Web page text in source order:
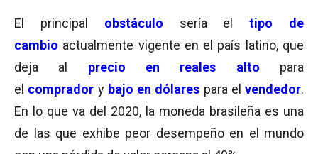
El principal obstáculo sería eltipo de
cambio actualmente vigente en el país latino, que
deja al precio en reales alto
para
el comprador y bajo en dólares para el vendedor.
En lo que va del 2020, la moneda brasileña es una
de las que exhibe peor desempeño en el mundo